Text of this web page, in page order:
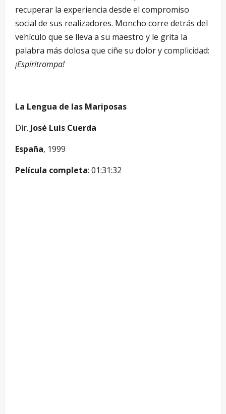
recuperar la experiencia desde el compromiso
social de sus realizadores. Moncho corre detrás del
vehículo que se lleva a su maestro y le grita la
palabra más dolosa que ciñe su dolor y complicidad:
¡Espiritrompa!
La Lengua de las Mariposas
Dir. José Luis Cuerda
España, 1999
Película completa: 01:31:32